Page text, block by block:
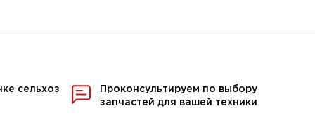
сельхоз
Проконсультируем по выбору
запчастей для вашей техники